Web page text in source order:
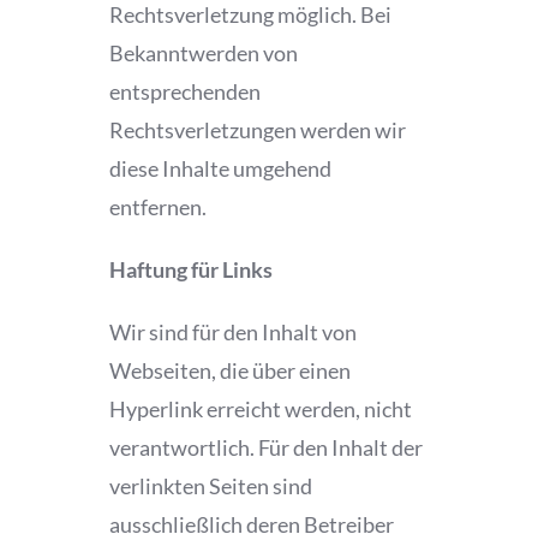
Rechtsverletzung möglich. Bei
Bekanntwerden von
entsprechenden
Rechtsverletzungen werden wir
diese Inhalte umgehend
entfernen.
Haftung für Links
Wir sind für den Inhalt von
Webseiten, die über einen
Hyperlink erreicht werden, nicht
verantwortlich. Für den Inhalt der
verlinkten Seiten sind
ausschließlich deren Betreiber